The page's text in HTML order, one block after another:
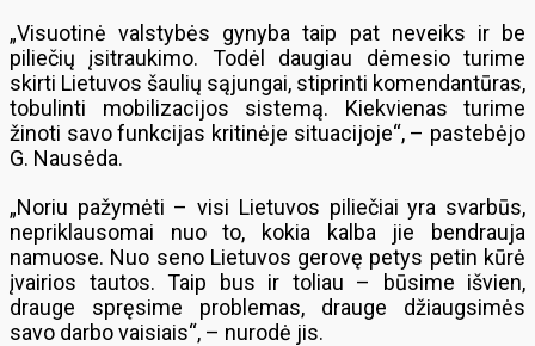
„Visuotinė valstybės gynyba taip pat neveiks ir be
piliečių įsitraukimo. Todėl daugiau dėmesio turime
skirti Lietuvos šaulių sąjungai, stiprinti komendantūras,
tobulinti mobilizacijos sistemą. Kiekvienas turime
žinoti savo funkcijas kritinėje situacijoje“, – pastebėjo
G. Nausėda.
„Noriu pažymėti – visi Lietuvos piliečiai yra svarbūs,
nepriklausomai nuo to, kokia kalba jie bendrauja
namuose. Nuo seno Lietuvos gerovę petys petin kūrė
įvairios tautos. Taip bus ir toliau – būsime išvien,
drauge spręsime problemas, drauge džiaugsimės
savo darbo vaisiais“, – nurodė jis.